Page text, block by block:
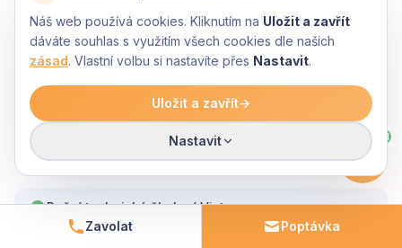
OCHRANA PŘED BLESKEM
DEHN
Certifikované provedení přepěťové a bleskové
ochrany. Klíčové pro fotovoltaické systémy a jejich
Roční technická školení Victron
Zavolat
Poptávka
AI
Náš web používá cookies. Kliknutím na Uložit a zavřít
dáváte souhlas s využitím všech cookies dle našich
zásad. Vlastní volbu si nastavíte přes Nastavit.
Uložit a zavřít→
Nastavit